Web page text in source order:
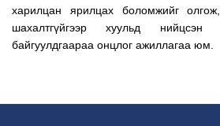
харилцан ярилцах боломжийг
шахалтгүйгээр хуульд
байгуулдгаараа онцлог ажиллагаа юм.